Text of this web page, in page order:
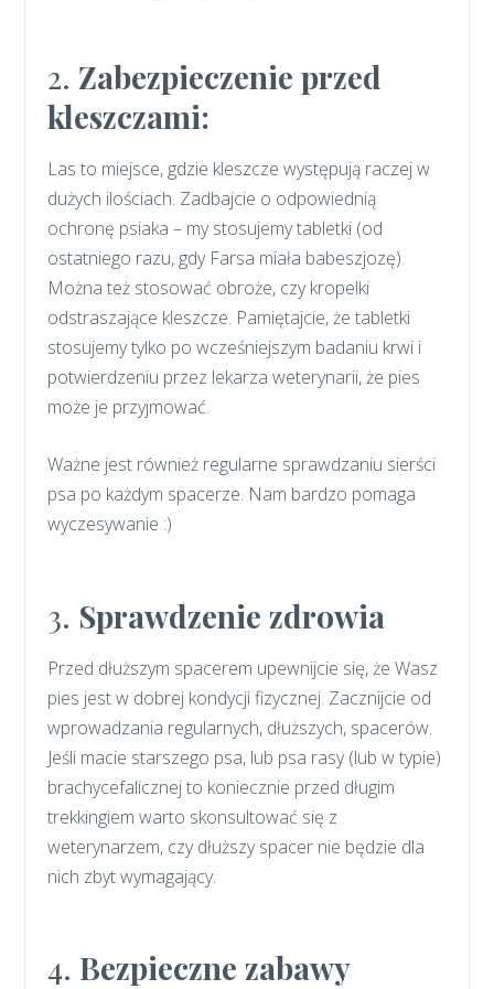
2. Zabezpieczenie przed
kleszczami:
Las to miejsce, gdzie kleszcze występują raczej w
dużych ilościach. Zadbajcie o odpowiednią
ochronę psiaka – my stosujemy tabletki (od
ostatniego razu, gdy Farsa miała babeszjozę).
Można też stosować obroże, czy kropelki
odstraszające kleszcze. Pamiętajcie, że tabletki
stosujemy tylko po wcześniejszym badaniu krwi i
potwierdzeniu przez lekarza weterynarii, że pies
może je przyjmować.
Ważne jest również regularne sprawdzaniu sierści
psa po każdym spacerze. Nam bardzo pomaga
wyczesywanie :)
3. Sprawdzenie zdrowia
Przed dłuższym spacerem upewnijcie się, że Wasz
pies jest w dobrej kondycji fizycznej. Zacznijcie od
wprowadzania regularnych, dłuższych, spacerów.
Jeśli macie starszego psa, lub psa rasy (lub w typie)
brachycefalicznej to koniecznie przed długim
trekkingiem warto skonsultować się z
weterynarzem, czy dłuższy spacer nie będzie dla
nich zbyt wymagający.
4. Bezpieczne zabawy